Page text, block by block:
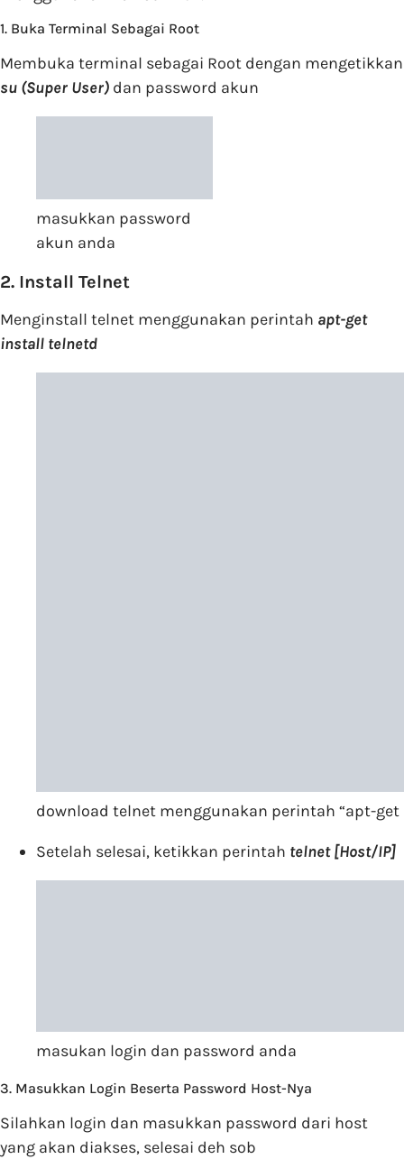
1. Buka Terminal Sebagai Root
Membuka terminal sebagai Root dengan mengetikkan
su (Super User) dan password akun
masukkan password
akun anda
2. Install Telnet
Menginstall telnet menggunakan perintah apt-get
install telnetd
download telnet menggunakan perintah “apt-
Setelah selesai, ketikkan perintah telnet [Host/IP]
masukan login dan password anda
3. Masukkan Login Beserta Password Host-Nya
Silahkan login dan masukkan password dari host
yang akan diakses, selesai deh sob